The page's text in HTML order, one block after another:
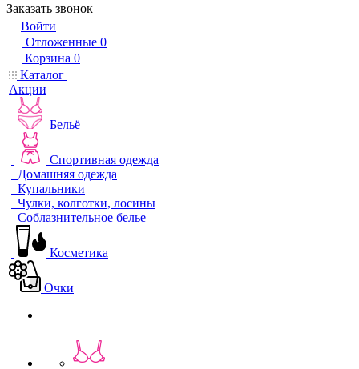
Заказать звонок
Войти
Отложенные 0
Корзина 0
Каталог
Акции
Бельё
Спортивная одежда
Домашняя одежда
Купальники
Чулки, колготки, лосины
Соблазнительное белье
Косметика
Очки